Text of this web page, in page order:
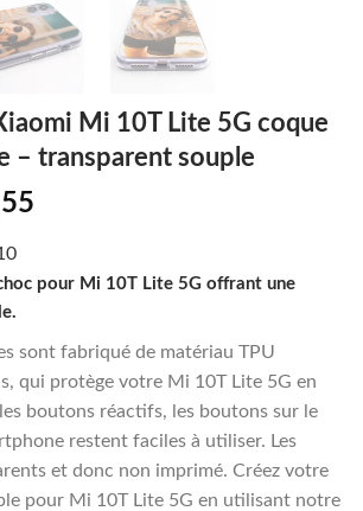
Mi 10T Lite 5G coque
– transparent souple
€13,55.
pour Mi 10T Lite 5G offrant une
sont fabriqué de matériau TPU
qui protège votre Mi 10T Lite 5G en
boutons réactifs, les boutons sur le
restent faciles à utiliser. Les
et donc non imprimé. Créez votre
pour Mi 10T Lite 5G en utilisant notre